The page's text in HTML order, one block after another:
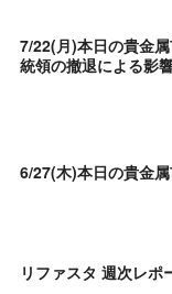
7/22(月)本日の貴金
統領の撤退による影
6/27(木)本日の貴金
リファスタ 週次レ